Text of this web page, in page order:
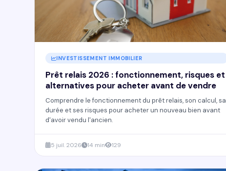
INVESTISSEMENT IMMOBILIER
Prêt relais 2026 : fonctionnement, risques et
alternatives pour acheter avant de vendre
Comprendre le fonctionnement du prêt relais, son calcul, sa
durée et ses risques pour acheter un nouveau bien avant
d'avoir vendu l'ancien.
5 juil. 2026 14 min 129